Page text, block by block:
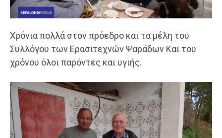
Χρόνια πολλά στον πρόεδρο και τα μέλη του
Συλλόγου των Ερασιτεχνών Ψαράδων Και του
χρόνου όλοι παρόντες και υγιής.